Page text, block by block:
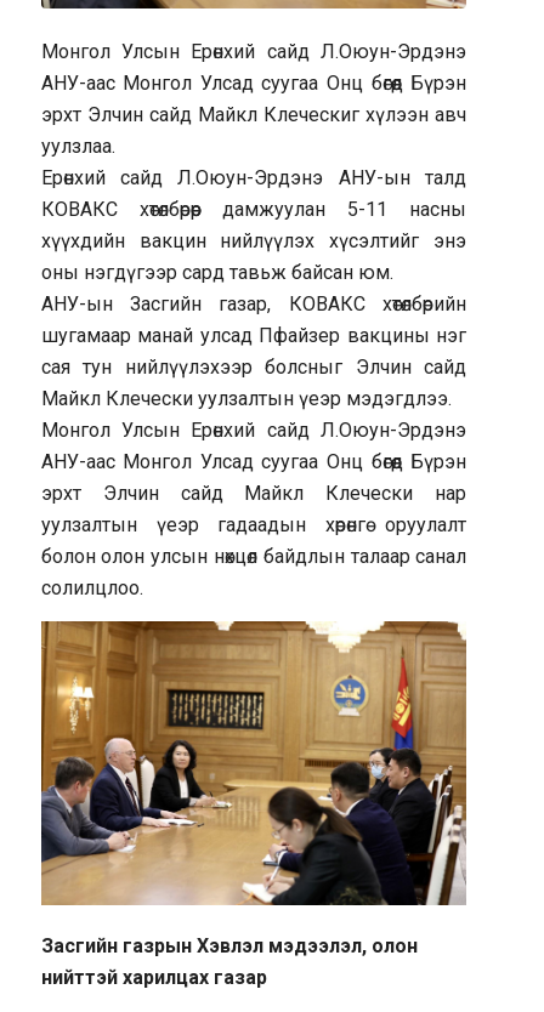
Монгол Улсын Ерөнхий сайд Л.Оюун-Эрдэнэ
АНУ-аас Монгол Улсад суугаа Онц бөгөөд Бүрэн
эрхт Элчин сайд Майкл Клеческиг хүлээн авч
уулзлаа.
Ерөнхий сайд Л.Оюун-Эрдэнэ АНУ-ын талд
КОВАКС хөтөлбөрөөр дамжуулан 5-11 насны
хүүхдийн вакцин нийлүүлэх хүсэлтийг энэ
оны нэгдүгээр сард тавьж байсан юм.
АНУ-ын Засгийн газар, КОВАКС хөтөлбөрийн
шугамаар манай улсад Пфайзер вакцины нэг
сая тун нийлүүлэхээр болсныг Элчин сайд
Майкл Клечески уулзалтын үеэр мэдэгдлээ.
Монгол Улсын Ерөнхий сайд Л.Оюун-Эрдэнэ
АНУ-аас Монгол Улсад суугаа Онц бөгөөд Бүрэн
эрхт Элчин сайд Майкл Клечески нар
уулзалтын үеэр гадаадын хөрөнгө оруулалт
болон олон улсын нөхцөл байдлын талаар санал
солилцлоо.
Засгийн газрын Хэвлэл мэдээлэл, олон
нийттэй харилцах газар